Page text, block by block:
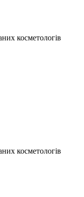
косметологів
косметологів